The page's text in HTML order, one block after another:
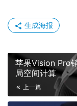
生成海报
苹果Vision Pro
局空间计算
上一篇